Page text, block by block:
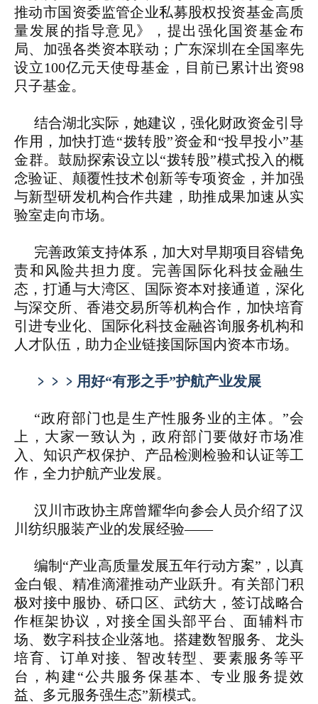
推动市国资委监管企业私募股权投资基金高质
量发展的指导意见》，提出强化国资基金布
局、加强各类资本联动；广东深圳在全国率先
设立100亿元天使母基金，目前已累计出资98
只子基金。
结合湖北实际，她建议，强化财政资金引导
作用，加快打造“拨转股”资金和“投早投小”基
金群。鼓励探索设立以“拨转股”模式投入的概
念验证、颠覆性技术创新等专项资金，并加强
与新型研发机构合作共建，助推成果加速从实
验室走向市场。
完善政策支持体系，加大对早期项目容错免
责和风险共担力度。完善国际化科技金融生
态，打通与大湾区、国际资本对接通道，深化
与深交所、香港交易所等机构合作，加快培育
引进专业化、国际化科技金融咨询服务机构和
人才队伍，助力企业链接国际国内资本市场。
﹥﹥﹥ 用好“有形之手”护航产业发展
“政府部门也是生产性服务业的主体。”会
上，大家一致认为，政府部门要做好市场准
入、知识产权保护、产品检测检验和认证等工
作，全力护航产业发展。
汉川市政协主席曾耀华向参会人员介绍了汉
川纺织服装产业的发展经验——
编制“产业高质量发展五年行动方案”，以真
金白银、精准滴灌推动产业跃升。有关部门积
极对接中服协、硚口区、武纺大，签订战略合
作框架协议，对接全国头部平台、面辅料市
场、数字科技企业落地。搭建数智服务、龙头
培育、订单对接、智改转型、要素服务等平
台，构建“公共服务保基本、专业服务提效
益、多元服务强生态”新模式。